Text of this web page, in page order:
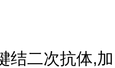
结二次抗体,加